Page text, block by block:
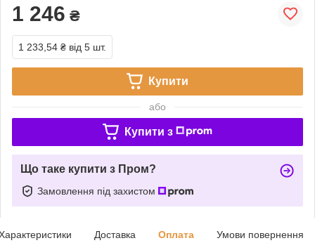
1 246 ₴
1 233,54 ₴ від 5 шт.
Купити
або
Купити з
Що таке купити з Пром?
Замовлення під захистом
Доставка Оплата Умови повернення